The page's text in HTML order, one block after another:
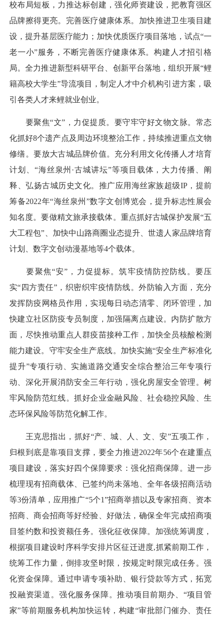
校布局短板，力推达标创建，强化师资建设，把教育强区
品牌擦得更亮。完善医疗健康体系。加快推进卫生项目建
设，提升基层医疗能力；加快优质医疗项目落地，试点“一
老一小”服务，不断完善医疗健康体系。构建人才招引格
局。全力推进新型科研平台、创新平台落地，组织开展“鲤
籍高校大学生”导流项目，制定人才中介机构引进方案，吸
引各类人才来鲤就业创业。
要聚焦“文”，力促提质。要守牢守好文物文脉。常态
化抓好8个遗产点及周边环境整治工作，持续推进重点文物
修缮。要放大古城品牌价值。充分利用文化传播人才培育
计划、“海丝泉州·古城讲坛”等项目载体，大力传播、阐
释、弘扬古城历史文化。推广应用海丝家族超级IP，提前
筹备2022年“海丝泉州”数字文创博览会，提升标志性展会
知名度。要做精文旅承接载体。重点抓好古城保护发展“五
大工程包”、加快中山路商圈业态提升、世遗人家品牌培育
计划、数字文创动漫基地等4个载体。
要聚焦“安”，力促提标。筑牢疫情防控防线。要压
实“四方责任”，织密织牢疫情防线。外防输入方面，充分
发挥防疫网格员作用，实现每日动态清零、闭环管理，加
快建立社区防疫专员制度，加强隔离点建设。内防扩散方
面，尽快推动重点人群疫苗接种工作，加快全员核酸检测
能力建设。守牢安全生产底线。加快实施“安全生产标准化
提升”专项行动、实施道路交通安全综合整治三年专项行
动、深化开展消防安全三年行动，强化房屋安全管理。树
牢风险防范红线。抓好企业金融风险、社会稳控风险、生
态环保风险等防范化解工作。
王克思指出，抓好“产、城、人、文、安”五项工作，
归根到底是靠项目支撑，要全力推进2022年56个在建重点
项目建设，落实好四个保障要求：强化招商保障。进一步
梳理现有招商载体、已签约尚未落地、全年各级招商活动
等3份清单，应用推广“5个1”招商举措以及专家招商、资本
招商、商会招商等好经验、好做法，确保全年完成招商项
目签约数和投资额任务。强化征收保障。加强统筹调度，
根据项目建设时序科学安排片区征迁进度,抓紧前期工作，
统筹工作力量，倒排攻坚时限，按规定时限完成任务。强
化资金保障。通过申请专项补助、银行贷款等方式，拓宽
投融资渠道。强化服务保障。推动项目前期办、“项目管
家”等前期服务机构加快运转，构建“审批部门催办、责任